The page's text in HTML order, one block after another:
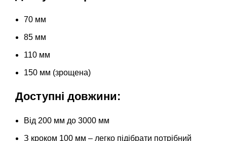
70 мм
85 мм
110 мм
150 мм (зрощена)
Доступні довжини:
Від 200 мм до 3000 мм
З кроком 100 мм – легко підібрати потрібний